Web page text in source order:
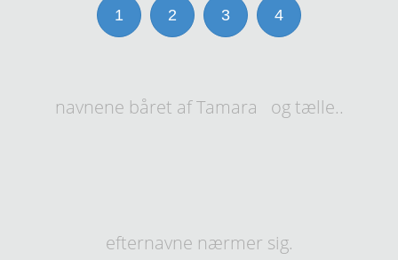
1 2 3 4
navnene båret af Tamara og tælle..
efternavne nærmer sig.